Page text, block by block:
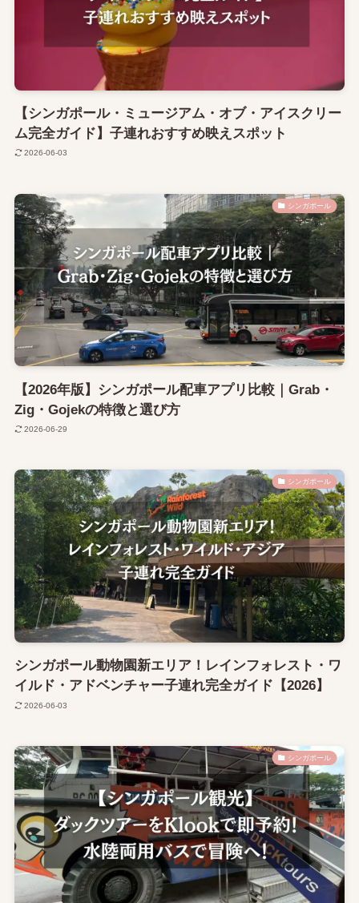
【シンガポール・ミュージアム・オブ・アイスクリー
ム完全ガイド】子連れおすすめ映えスポット
2026-06-03
シンガポール
【2026年版】シンガポール配車アプリ比較｜Grab・
Zig・Gojekの特徴と選び方
2026-06-29
シンガポール
シンガポール動物園新エリア！レインフォレスト・ワ
イルド・アドベンチャー子連れ完全ガイド【2026】
2026-06-03
シンガポール